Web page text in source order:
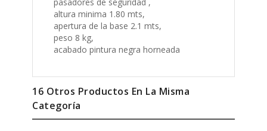
altura minima 1.80 mts,
apertura de la base 2.1 mts,
peso 8 kg,
acabado pintura negra horneada
16 Otros Productos En La Misma
Categoría